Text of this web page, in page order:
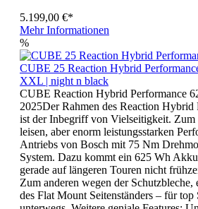
5.199,00 €*
Mehr Informationen
%
CUBE 25 Reaction Hybrid
XXL | night n black
CUBE Reaction Hybrid Performance
2025Der Rahmen des Reaction Hybrid
ist der Inbegriff von Vielseitigkeit. Zum
leisen, aber enorm leistungsstarken
Antriebs von Bosch mit 75 Nm
System. Dazu kommt ein 625 Wh
gerade auf längeren Touren nicht
Zum anderen wegen der
des Flat Mount Seitenständers – für